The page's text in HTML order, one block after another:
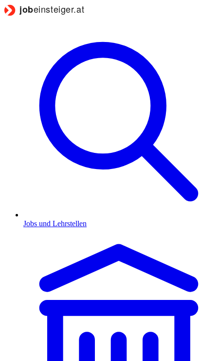
Jobs und Lehrstellen